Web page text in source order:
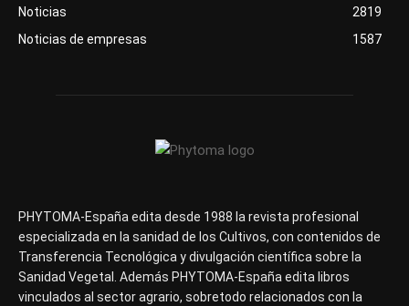
Noticias
2819
Noticias de empresas
1587
PHYTOMA-España edita desde 1988 la revista profesional
especializada en la sanidad de los Cultivos, con contenidos de
Transferencia Tecnológica y divulgación científica sobre la
Sanidad Vegetal. Además PHYTOMA-España edita libros
vinculados al sector agrario, sobretodo relacionados con la